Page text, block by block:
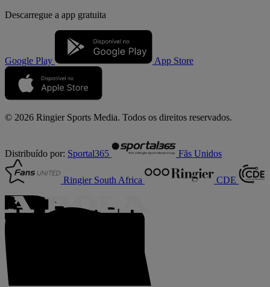
Descarregue a app gratuita
Google Play App Store
© 2026 Ringier Sports Media. Todos os direitos reservados.
Distribuído por: Sportal365 Fãs Unidos
Ringier South Africa CDE